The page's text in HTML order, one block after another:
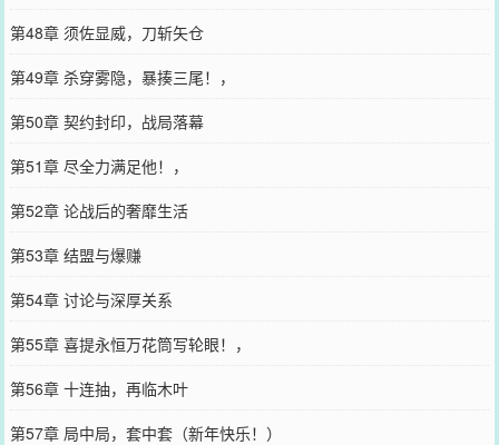
第48章 须佐显威，刀斩矢仓
第49章 杀穿雾隐，暴揍三尾！，
第50章 契约封印，战局落幕
第51章 尽全力满足他！，
第52章 论战后的奢靡生活
第53章 结盟与爆赚
第54章 讨论与深厚关系
第55章 喜提永恒万花筒写轮眼！，
第56章 十连抽，再临木叶
第57章 局中局，套中套（新年快乐！）